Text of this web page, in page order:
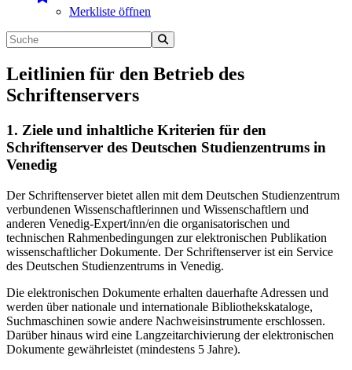
Merkliste öffnen
Leitlinien für den Betrieb des
Schriftenservers
1. Ziele und inhaltliche Kriterien für den
Schriftenserver des Deutschen Studienzentrums in
Venedig
Der Schriftenserver bietet allen mit dem Deutschen Studienzentrum
verbundenen Wissenschaftlerinnen und Wissenschaftlern und
anderen Venedig-Expert/inn/en die organisatorischen und
technischen Rahmenbedingungen zur elektronischen Publikation
wissenschaftlicher Dokumente. Der Schriftenserver ist ein Service
des Deutschen Studienzentrums in Venedig.
Die elektronischen Dokumente erhalten dauerhafte Adressen und
werden über nationale und internationale Bibliothekskataloge,
Suchmaschinen sowie andere Nachweisinstrumente erschlossen.
Darüber hinaus wird eine Langzeitarchivierung der elektronischen
Dokumente gewährleistet (mindestens 5 Jahre).